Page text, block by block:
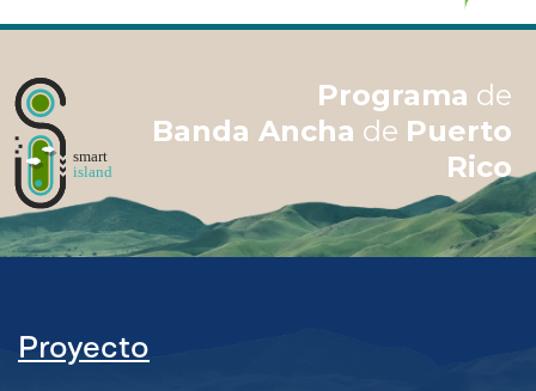
Programa de
Banda Ancha de Puerto
Rico
Proyecto